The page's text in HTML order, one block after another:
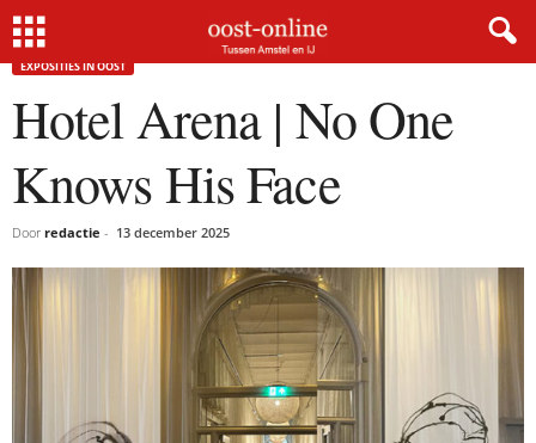
Home Hotel Arena | No One Knows His Face
EXPOSITIES IN OOST
Hotel Arena | No One
Knows His Face
Door redactie - 13 december 2025